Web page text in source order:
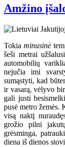
Amžino
Tokia minusinė
šeši metrai
automobilių
nejučia imi
sumąstyti, kad
ir vasarą, vėlyvo
gali justi
pusė metro žemės.
visą naktį
grožio pilni
grėsminga,
diena iš dienos